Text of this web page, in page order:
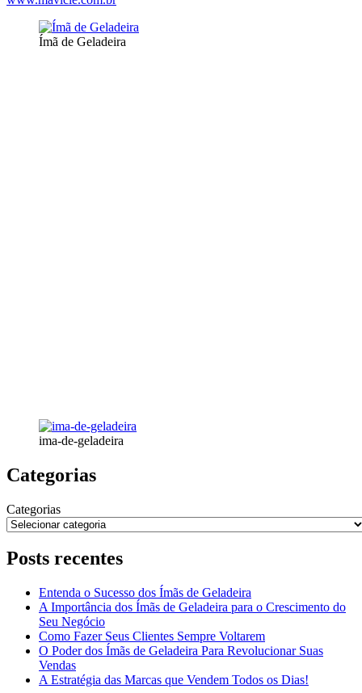
Ímã de Geladeira
ima-de-geladeira
Categorias
Categorias
Posts recentes
Entenda o Sucesso dos Ímãs de Geladeira
A Importância dos Ímãs de Geladeira para o Crescimento do
Seu Negócio
Como Fazer Seus Clientes Sempre Voltarem
O Poder dos Ímãs de Geladeira Para Revolucionar Suas
Vendas
A Estratégia das Marcas que Vendem Todos os Dias!